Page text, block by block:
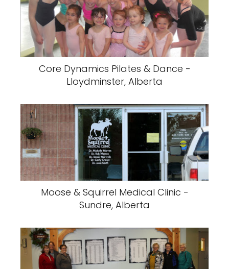
Core Dynamics Pilates & Dance -
Lloydminster, Alberta
Moose & Squirrel Medical Clinic -
Sundre, Alberta